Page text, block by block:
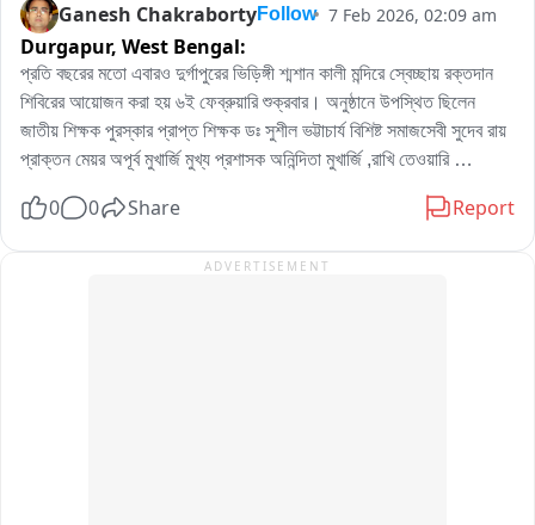
Ganesh ChakrabortyFollow 7 Feb 2026, 02:09 am
Durgapur, West Bengal:
প্রতি বছরের মতো এবারও দুর্গাপুরের ভিড়িঙ্গী শ্মশান কালী মন্দিরে স্বেচ্ছায় রক্তদান
শিবিরের আয়োজন করা হয় ৬ই ফেব্রুয়ারি শুক্রবার। অনুষ্ঠানে উপস্থিত ছিলেন
জাতীয় শিক্ষক পুরস্কার প্রাপ্ত শিক্ষক ডঃ সুশীল ভট্টাচার্য বিশিষ্ট সমাজসেবী সুদেব রায়
প্রাক্তন মেয়র অপূর্ব মুখার্জি মুখ্য প্রশাসক অনিন্দিতা মুখার্জি ,রাখি তেওয়ারি
হাসপাতালের ব্লাড ব্যাংক সহযোগিতায় এই সুন্দর অনুষ্ঠান টি সুষ্ঠু ভাবে সম্পন্ন হয়।
0 0 Share Report
ADVERTISEMENT